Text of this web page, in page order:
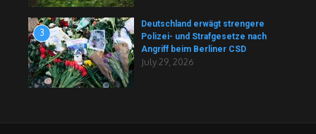
3
Deutschland erwägt strengere
Polizei- und Strafgesetze nach
Angriff beim Berliner CSD
July 29, 2026